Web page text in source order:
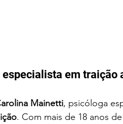
em traição
Mainetti, psicóloga
. Com mais de 18 anos